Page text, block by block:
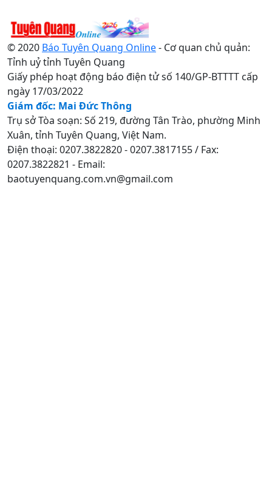
© 2020 Báo Tuyên Quang Online- Cơ quan chủ quản:
Tỉnh uỷ tỉnh Tuyên Quang
Giấy phép hoạt động báo điện tử số 140/GP-BTTTT cấp
ngày 17/03/2022
Giám đốc: Mai Đức Thông
Trụ sở Tòa soạn: Số 219, đường Tân Trào, phường Minh
Xuân, tỉnh Tuyên Quang, Việt Nam.
Điện thoại: 0207.3822820 - 0207.3817155 / Fax:
0207.3822821 - Email:
baotuyenquang.com.vn@gmail.com